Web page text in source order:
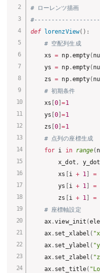
# ローレンツ描画
def lorenzView( ) :
# 空配列生成
    xs
= np.empty(
    ys
= np.empty(
    zs
= np.empty(
# 初期条件
    xs
[0]=1
    ys
[0]=1
    zs
[0]=1
# 点列の座標生成
for i in range(
        x_dot
, y_dot
        xs
[i + 1 ] =
        ys
[i + 1 ] =
        zs
[i + 1 ] =
# 座標軸設定
    ax
.view_init (
    ax
. set_xlabel (
    ax
. set_ylabel (
    ax
. set_zlabel (
    ax
. set_title(